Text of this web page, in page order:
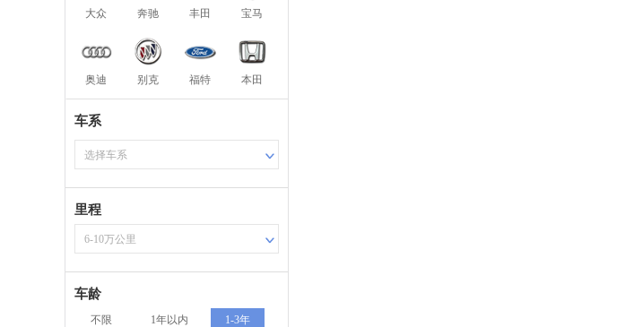
大众 奔驰 丰田 宝马
奥迪 别克 福特 本田
车系
选择车系
里程
6-10万公里
车龄
不限 1年以内 1-3年